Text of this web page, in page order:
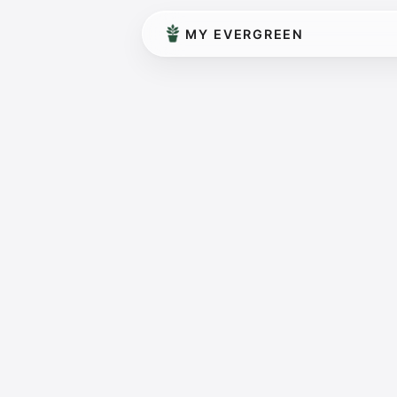
MY EVERGREEN